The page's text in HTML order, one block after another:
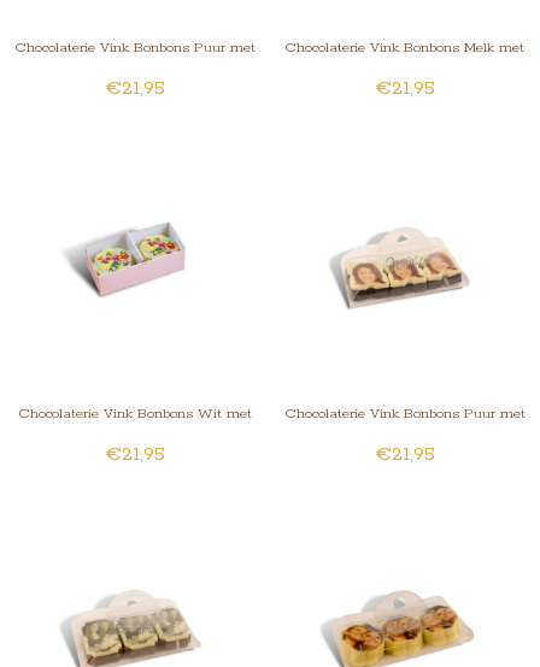
Chocolaterie Vink Bonbons Puur met
Foto/Logo 2 stuks
€21,95
Chocolaterie Vink Bonbons Melk met
Foto/Logo 2 stuks
€21,95
Chocolaterie Vink Bonbons Wit met
Foto/Logo 2 stuks
€21,95
Chocolaterie Vink Bonbons Puur met
Foto/Logo 3 stuks
€21,95